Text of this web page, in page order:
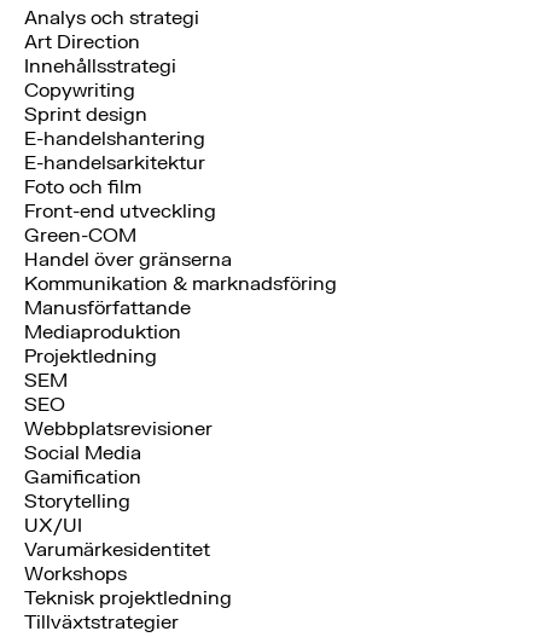
Analys och strategi
Art Direction
Innehållsstrategi
Copywriting
Sprint design
E-handelshantering
E-handelsarkitektur
Foto och film
Front-end utveckling
Green-COM
Handel över gränserna
Kommunikation & marknadsföring
Manusförfattande
Mediaproduktion
Projektledning
SEM
SEO
Webbplatsrevisioner
Social Media
Gamification
Storytelling
UX/UI
Varumärkesidentitet
Workshops
Teknisk projektledning
Tillväxtstrategier